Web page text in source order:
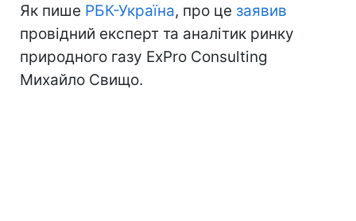
Як пише РБК-Україна, про це заявив
провідний експерт та аналітик ринку
природного газу ExPro Consulting
Михайло Свищо.